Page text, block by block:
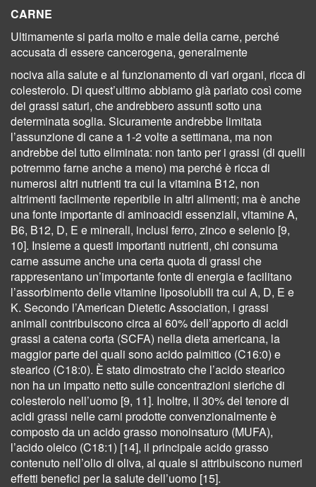
CARNE
Ultimamente si parla molto e male della carne, perché
accusata di essere cancerogena, generalmente
nociva alla salute e al funzionamento di vari organi, ricca di
colesterolo. Di quest’ultimo abbiamo già parlato così come
dei grassi saturi, che andrebbero assunti sotto una
determinata soglia. Sicuramente andrebbe limitata
l’assunzione di cane a 1-2 volte a settimana, ma non
andrebbe del tutto eliminata: non tanto per i grassi (di quelli
potremmo farne anche a meno) ma perché è ricca di
numerosi altri nutrienti tra cui la vitamina B12, non
altrimenti facilmente reperibile in altri alimenti; ma è anche
una fonte importante di aminoacidi essenziali, vitamine A,
B6, B12, D, E e minerali, inclusi ferro, zinco e selenio [9,
10]. Insieme a questi importanti nutrienti, chi consuma
carne assume anche una certa quota di grassi che
rappresentano un’importante fonte di energia e facilitano
l’assorbimento delle vitamine liposolubili tra cui A, D, E e
K. Secondo l’American Dietetic Association, i grassi
animali contribuiscono circa al 60% dell’apporto di acidi
grassi a catena corta (SCFA) nella dieta americana, la
maggior parte dei quali sono acido palmitico (C16:0) e
stearico (C18:0). È stato dimostrato che l’acido stearico
non ha un impatto netto sulle concentrazioni sieriche di
colesterolo nell’uomo [9, 11]. Inoltre, il 30% del tenore di
acidi grassi nelle carni prodotte convenzionalmente è
composto da un acido grasso monoinsaturo (MUFA),
l’acido oleico (C18:1) [14], il principale acido grasso
contenuto nell’olio di oliva, al quale si attribuiscono numeri
effetti benefici per la salute dell’uomo [15].